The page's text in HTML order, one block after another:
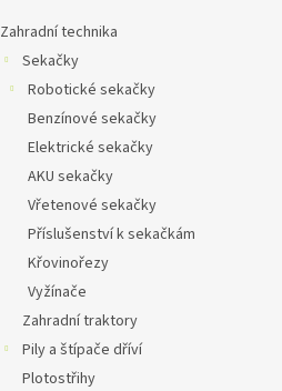
Zahradní technika
Sekačky
Robotické sekačky
Benzínové sekačky
Elektrické sekačky
AKU sekačky
Vřetenové sekačky
Příslušenství k sekačkám
Křovinořezy
Vyžínače
Zahradní traktory
Pily a štípače dříví
Plotostřihy